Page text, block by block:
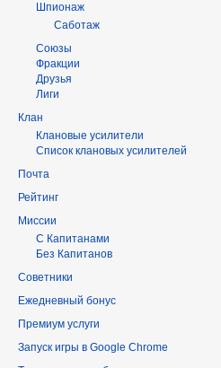
Шпионаж
Саботаж
Союзы
Фракции
Друзья
Лиги
Клан
Клановые усилители
Список клановых усилителей
Почта
Рейтинг
Миссии
С Капитанами
Без Капитанов
Советники
Ежедневный бонус
Премиум услуги
Запуск игры в Google Chrome